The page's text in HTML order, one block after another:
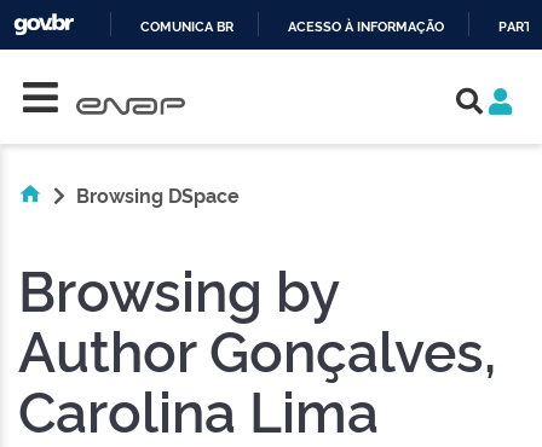
COMUNICA BR ACESSO À INFORMAÇÃO
Browsing DSpace
Browsing by
Author Gonçalves,
Carolina Lima